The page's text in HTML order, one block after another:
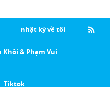
nhật ký về tôi
& Phạm Vui
Tiktok